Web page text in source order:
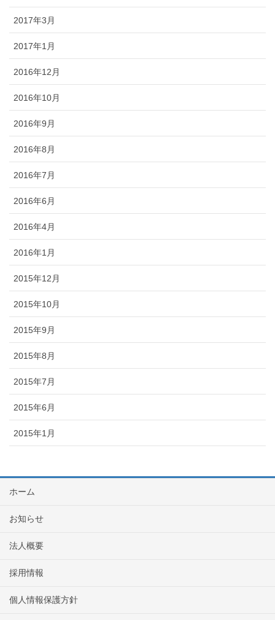
2017年3月
2017年1月
2016年12月
2016年10月
2016年9月
2016年8月
2016年7月
2016年6月
2016年4月
2016年1月
2015年12月
2015年10月
2015年9月
2015年8月
2015年7月
2015年6月
2015年1月
ホーム
お知らせ
法人概要
採用情報
個人情報保護方針